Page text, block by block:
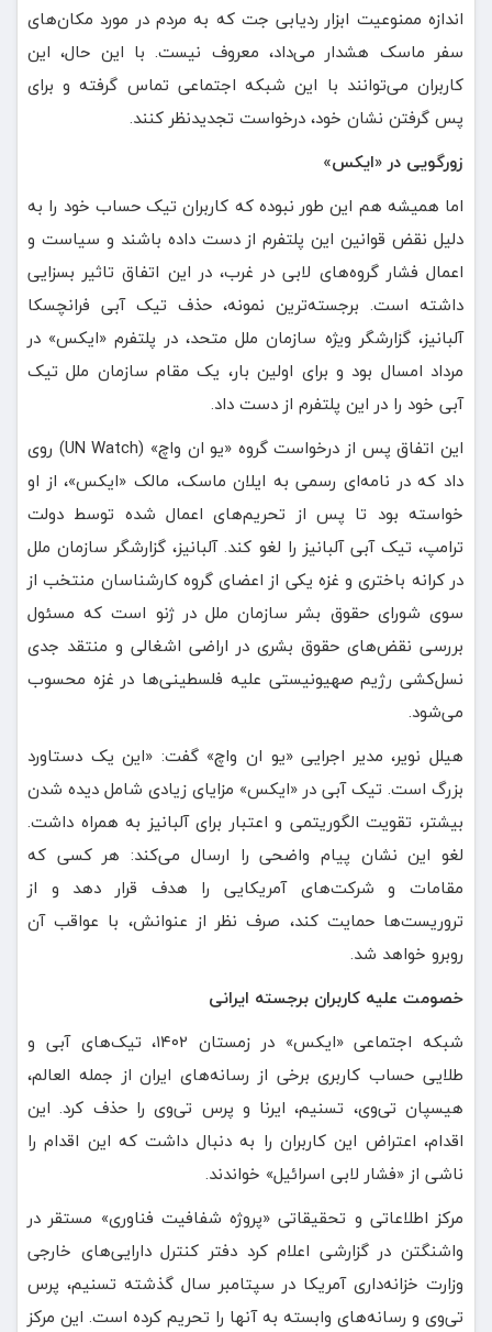
اندازه ممنوعیت ابزار ردیابی جت که به مردم در مورد مکان‌های
سفر ماسک هشدار می‌داد، معروف نیست. با این حال، این
کاربران می‌توانند با این شبکه اجتماعی تماس گرفته و برای
پس گرفتن نشان خود، درخواست تجدیدنظر کنند.
زورگویی در «ایکس»
اما همیشه هم این طور نبوده که کاربران تیک حساب خود را به
دلیل نقض قوانین این پلتفرم از دست داده باشند و سیاست و
اعمال فشار گروه‌های لابی در غرب، در این اتفاق تاثیر بسزایی
داشته است. برجسته‌ترین نمونه، حذف تیک آبی فرانچسکا
آلبانیز، گزارشگر ویژه سازمان ملل متحد، در پلتفرم «ایکس» در
مرداد امسال بود و برای اولین بار، یک مقام سازمان ملل تیک
آبی خود را در این پلتفرم از دست داد.
این اتفاق پس از درخواست گروه «یو ان واچ» (UN Watch) روی
داد که در نامه‌ای رسمی به ایلان ماسک، مالک «ایکس»، از او
خواسته بود تا پس از تحریم‌های اعمال شده توسط دولت
ترامپ، تیک آبی آلبانیز را لغو کند. آلبانیز، گزارشگر سازمان ملل
در کرانه باختری و غزه یکی از اعضای گروه کارشناسان منتخب از
سوی شورای حقوق بشر سازمان ملل در ژنو است که مسئول
بررسی نقض‌های حقوق بشری در اراضی اشغالی و منتقد جدی
نسل‌کشی رژیم صهیونیستی علیه فلسطینی‌ها در غزه محسوب
می‌شود.
هیلل نویر، مدیر اجرایی «یو ان واچ» گفت: «این یک دستاورد
بزرگ است. تیک آبی در «ایکس» مزایای زیادی شامل دیده شدن
بیشتر، تقویت الگوریتمی و اعتبار برای آلبانیز به همراه داشت.
لغو این نشان پیام واضحی را ارسال می‌کند: هر کسی که
مقامات و شرکت‌های آمریکایی را هدف قرار دهد و از
تروریست‌ها حمایت کند، صرف نظر از عنوانش، با عواقب آن
روبرو خواهد شد.
خصومت علیه کاربران برجسته ایرانی
شبکه اجتماعی «ایکس» در زمستان ۱۴۰۲، تیک‌های آبی و
طلایی حساب‌ کاربری برخی از رسانه‌های ایران از جمله العالم،
هیسپان تی‌وی، تسنیم، ایرنا و پرس تی‌وی را حذف کرد. این
اقدام، اعتراض این کاربران را به دنبال داشت که این اقدام را
ناشی از «فشار لابی اسرائیل» خواندند.
مرکز اطلاعاتی و تحقیقاتی «پروژه شفافیت فناوری» مستقر در
واشنگتن در گزارشی اعلام کرد دفتر کنترل دارایی‌های خارجی
وزارت خزانه‌داری آمریکا در سپتامبر سال گذشته تسنیم، پرس
تی‌وی و رسانه‌های وابسته به آنها را تحریم کرده است. این مرکز